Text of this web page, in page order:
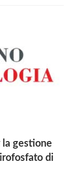
la gestione
di